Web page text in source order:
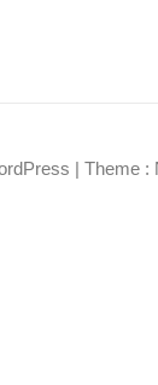
| Theme :